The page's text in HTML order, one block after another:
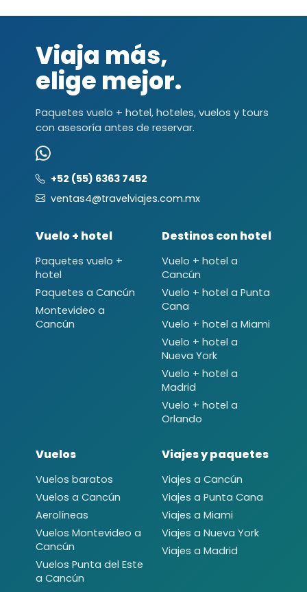
Viaja más,
elige mejor.
Paquetes vuelo + hotel, hoteles, vuelos y tours
con asesoría antes de reservar.
+52 (55) 6363 7452
ventas4@travelviajes.com.mx
Vuelo + hotel
Paquetes vuelo +
hotel
Paquetes a Cancún
Montevideo a
Cancún
Destinos con hotel
Vuelo + hotel a
Cancún
Vuelo + hotel a Punta
Cana
Vuelo + hotel a Miami
Vuelo + hotel a
Nueva York
Vuelo + hotel a
Madrid
Vuelo + hotel a
Orlando
Vuelos
Vuelos baratos
Vuelos a Cancún
Aerolíneas
Vuelos Montevideo a
Cancún
Vuelos Punta del Este
a Cancún
Viajes y paquetes
Viajes a Cancún
Viajes a Punta Cana
Viajes a Miami
Viajes a Nueva York
Viajes a Madrid